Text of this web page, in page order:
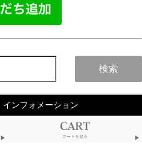
検索
インフォメーション